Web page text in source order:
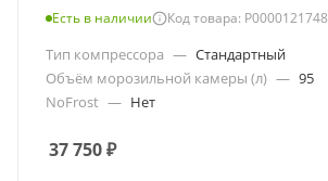
Есть в наличии
Код товара: Р0000121748
Тип компрессора — Стандартный
Объём морозильной камеры (л) — 95
NoFrost — Нет
37 750₽